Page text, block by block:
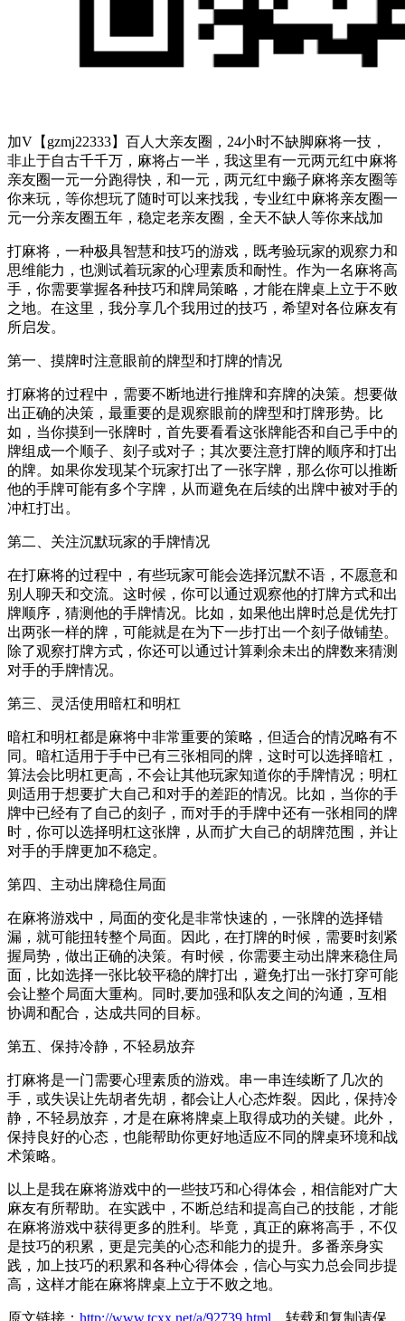
加V【gzmj22333】百人大亲友圈，24小时不缺脚麻将一技，
非止于自古千千万，麻将占一半，我这里有一元两元红中麻将
亲友圈一元一分跑得快，和一元，两元红中癞子麻将亲友圈等
你来玩，等你想玩了随时可以来找我，专业红中麻将亲友圈一
元一分亲友圈五年，稳定老亲友圈，全天不缺人等你来战加
打麻将，一种极具智慧和技巧的游戏，既考验玩家的观察力和
思维能力，也测试着玩家的心理素质和耐性。作为一名麻将高
手，你需要掌握各种技巧和牌局策略，才能在牌桌上立于不败
之地。在这里，我分享几个我用过的技巧，希望对各位麻友有
所启发。
第一、摸牌时注意眼前的牌型和打牌的情况
打麻将的过程中，需要不断地进行推牌和弃牌的决策。想要做
出正确的决策，最重要的是观察眼前的牌型和打牌形势。比
如，当你摸到一张牌时，首先要看看这张牌能否和自己手中的
牌组成一个顺子、刻子或对子；其次要注意打牌的顺序和打出
的牌。如果你发现某个玩家打出了一张字牌，那么你可以推断
他的手牌可能有多个字牌，从而避免在后续的出牌中被对手的
冲杠打出。
第二、关注沉默玩家的手牌情况
在打麻将的过程中，有些玩家可能会选择沉默不语，不愿意和
别人聊天和交流。这时候，你可以通过观察他的打牌方式和出
牌顺序，猜测他的手牌情况。比如，如果他出牌时总是优先打
出两张一样的牌，可能就是在为下一步打出一个刻子做铺垫。
除了观察打牌方式，你还可以通过计算剩余未出的牌数来猜测
对手的手牌情况。
第三、灵活使用暗杠和明杠
暗杠和明杠都是麻将中非常重要的策略，但适合的情况略有不
同。暗杠适用于手中已有三张相同的牌，这时可以选择暗杠，
算法会比明杠更高，不会让其他玩家知道你的手牌情况；明杠
则适用于想要扩大自己和对手的差距的情况。比如，当你的手
牌中已经有了自己的刻子，而对手的手牌中还有一张相同的牌
时，你可以选择明杠这张牌，从而扩大自己的胡牌范围，并让
对手的手牌更加不稳定。
第四、主动出牌稳住局面
在麻将游戏中，局面的变化是非常快速的，一张牌的选择错
漏，就可能扭转整个局面。因此，在打牌的时候，需要时刻紧
握局势，做出正确的决策。有时候，你需要主动出牌来稳住局
面，比如选择一张比较平稳的牌打出，避免打出一张打穿可能
会让整个局面大重构。同时,要加强和队友之间的沟通，互相
协调和配合，达成共同的目标。
第五、保持冷静，不轻易放弃
打麻将是一门需要心理素质的游戏。串一串连续断了几次的
手，或失误让先胡者先胡，都会让人心态炸裂。因此，保持冷
静，不轻易放弃，才是在麻将牌桌上取得成功的关键。此外，
保持良好的心态，也能帮助你更好地适应不同的牌桌环境和战
术策略。
以上是我在麻将游戏中的一些技巧和心得体会，相信能对广大
麻友有所帮助。在实践中，不断总结和提高自己的技能，才能
在麻将游戏中获得更多的胜利。毕竟，真正的麻将高手，不仅
是技巧的积累，更是完美的心态和能力的提升。多番亲身实
践，加上技巧的积累和各种心得体会，信心与实力总会同步提
高，这样才能在麻将牌桌上立于不败之地。
原文链接： http://www.tcxx.net/a/92739.html ，转载和复制请保